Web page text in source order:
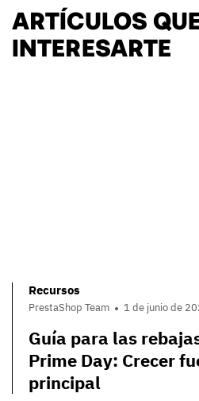
ARTÍCULOS
INTERESARTE
Recursos
PrestaShop Team 1 de junio de
Guía para las
Prime Day: Crecer
principal